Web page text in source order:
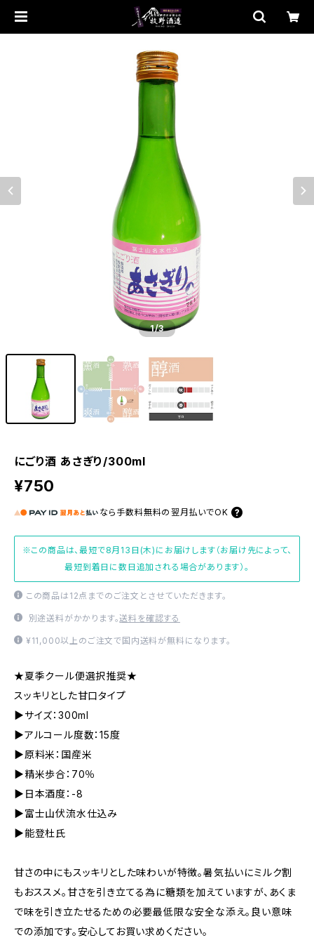
1/3
にごり酒 あさぎり/300ml
¥750
なら 手数料無料の 翌月払いでOK
※この商品は、最短で8月13日(木)にお届けします（お届け先によって、
最短到着日に数日追加される場合があります）。
この商品は12点までのご注文とさせていただきます。
別途送料がかかります。送料を確認する
¥11,000以上のご注文で国内送料が無料になります。
★夏季クール便選択推奨★
スッキリとした甘口タイプ
▶サイズ：300ml
▶アルコール度数：15度
▶原料米：国産米
▶精米歩合：70％
▶日本酒度：-8
▶富士山伏流水仕込み
▶能登杜氏
甘さの中にもスッキリとした味わいが特徴。暑気払いにミルク割
もおススメ。甘さを引き立てる為に糖類を加えていますが、あくま
で味を引き立たせるための必要最低限な安全な添え。良い意味
での添加です。安心してお買い求めください。